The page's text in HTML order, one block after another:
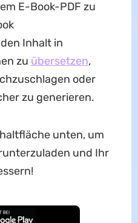
E-Book-PDF zu
den Inhalt in
zu übersetzen,
oder
zu generieren.
unten, um
und Ihr
Download